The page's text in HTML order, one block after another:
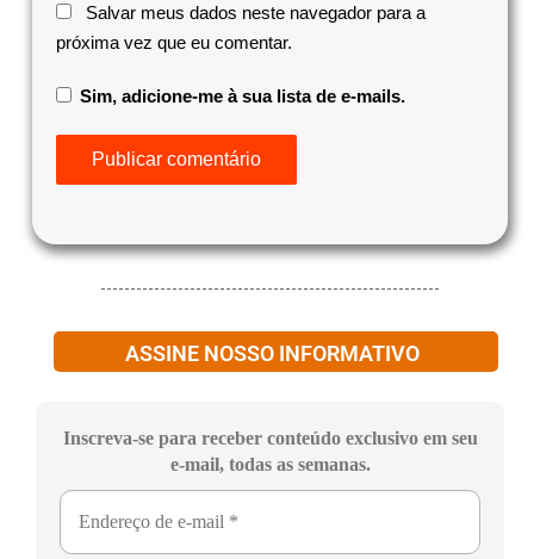
Salvar meus dados neste navegador para a
próxima vez que eu comentar.
Sim, adicione-me à sua lista de e-mails.
ASSINE NOSSO INFORMATIVO
Inscreva-se para receber conteúdo exclusivo em seu
e-mail, todas as semanas.